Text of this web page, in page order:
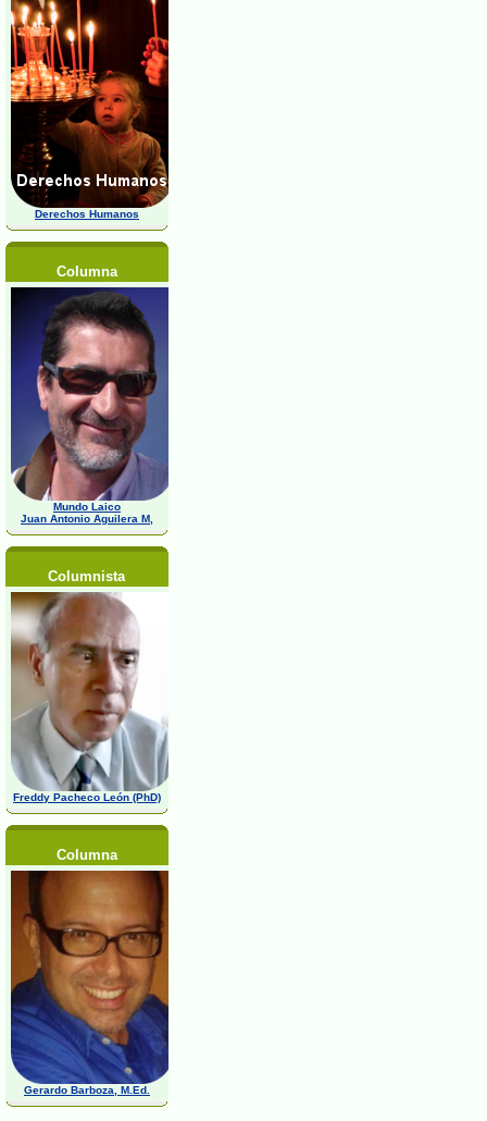
Derechos Humanos
Columna
Mundo Laico
Juan Antonio Aguilera M,
Columnista
Freddy Pacheco León (PhD)
Columna
Gerardo Barboza, M.Ed.